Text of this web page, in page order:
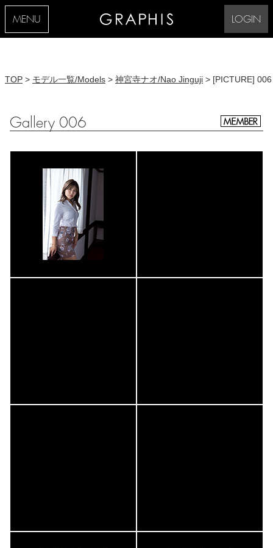
MENU LOGIN
TOP > モデル一覧/Models > 神宮寺ナオ/Nao Jinguji > [PICTURE] 006
Gallery 006